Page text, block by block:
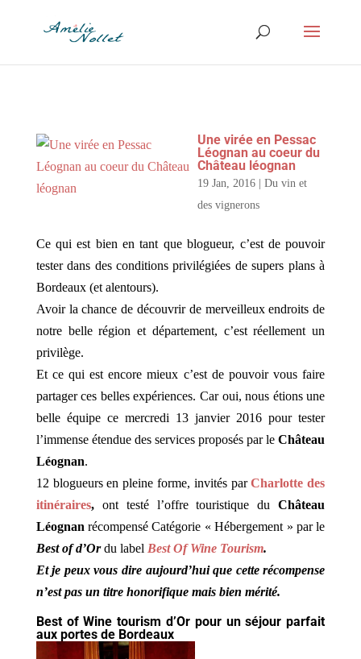
Une virée en Pessac
Léognan au coeur du
Château léognan
19 Jan, 2016 |Du vin et
des vignerons
Ce qui est bien en tant que blogueur, c’est de pouvoir
tester dans des conditions privilégiées de supers plans à
Bordeaux (et alentours).
Avoir la chance de découvrir de merveilleux endroits de
notre belle région et département, c’est réellement un
privilège.
Et ce qui est encore mieux c’est de pouvoir vous faire
partager ces belles expériences. Car oui, nous étions une
belle équipe ce mercredi 13 janvier 2016 pour tester
l’immense étendue des services proposés par leChâteau
Léognan.
12 blogueurs en pleine forme, invités parCharlotte des
itinéraires, ont testé l’offre touristique duChâteau
Léognan récompensé Catégorie « Hébergement » par le
Best of d’Ordu label Best Of Wine Tourism.
Et je peux vous dire aujourd’hui que cette récompense
n’est pas un titre honorifique mais bien mérité.
Best of Wine tourism d’Or pour un séjour parfait
aux portes de Bordeaux